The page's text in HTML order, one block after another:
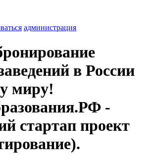
администрация
в России
миру!
-
стартап проект